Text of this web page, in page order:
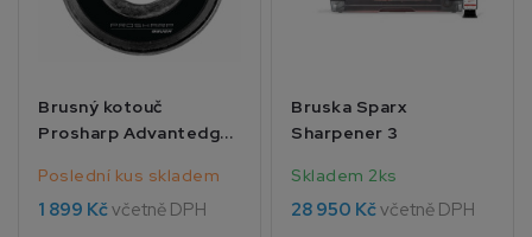
Brusný kotouč
Prosharp Advantedge
Poslední kus skladem
1 899 Kčvčetně DPH
Bruska Sparx
Sharpener 3
Skladem 2ks
28 950 Kčvčetně DPH